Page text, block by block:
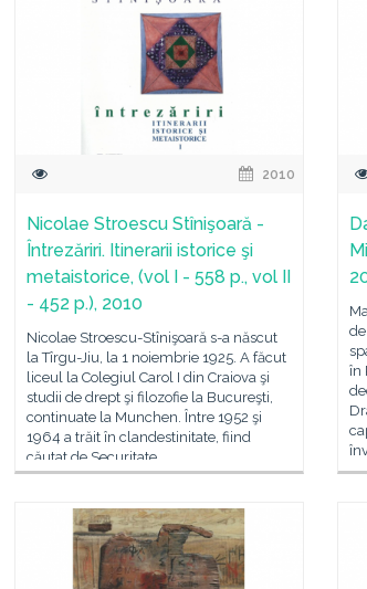
2010
Nicolae Stroescu Stînişoară -
Întrezăriri. Itinerarii istorice şi
metaistorice, (vol I - 558 p., vol II
- 452 p.), 2010
Nicolae Stroescu-Stînişoară s-a născut
la Tîrgu-Jiu, la 1 noiembrie 1925. A făcut
liceul la Colegiul Carol I din Craiova şi
studii de drept şi filozofie la Bucureşti,
continuate la Munchen. Între 1952 şi
1964 a trăit în clandestinitate, fiind
căutat de Securitate
în